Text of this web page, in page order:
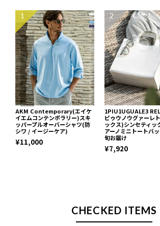
1
AKM Contemporary(エイケ
イエムコンテンポラリー)スキ
ッパープルオーバーシャツ(防
シワ / イージーケア)
¥11,000
2
1PIU1UGUALE3
ピゥウノウグァーレ
ックス)シンセティッ
アーノミニトートバ
旬お届け
¥7,920
CHECKED ITEMS